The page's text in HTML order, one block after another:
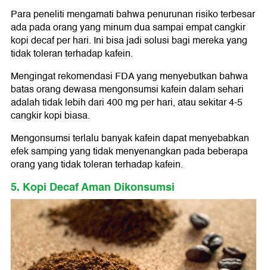
Para peneliti mengamati bahwa penurunan risiko terbesar
ada pada orang yang minum dua sampai empat cangkir
kopi decaf per hari. Ini bisa jadi solusi bagi mereka yang
tidak toleran terhadap kafein.
Mengingat rekomendasi FDA yang menyebutkan bahwa
batas orang dewasa mengonsumsi kafein dalam sehari
adalah tidak lebih dari 400 mg per hari, atau sekitar 4-5
cangkir kopi biasa.
Mengonsumsi terlalu banyak kafein dapat menyebabkan
efek samping yang tidak menyenangkan pada beberapa
orang yang tidak toleran terhadap kafein.
5. Kopi Decaf Aman Dikonsumsi